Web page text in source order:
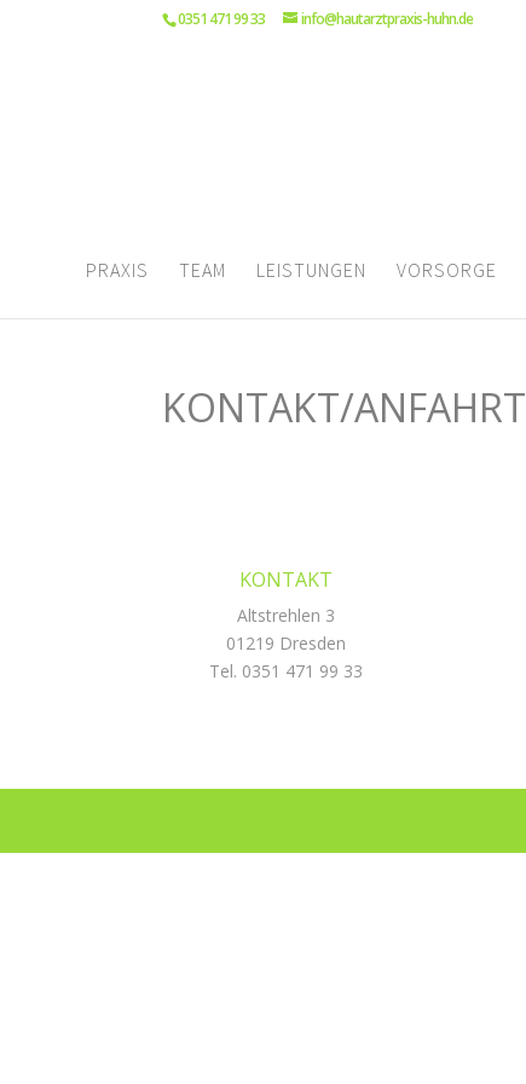
0351 471 99 33 info@hautarztpraxis-huhn.de
PRAXIS TEAM LEISTUNGEN VORSORGE
KONTAKT/ANFAHRT
KONTAKT
Altstrehlen 3
01219 Dresden
Tel. 0351 471 99 33